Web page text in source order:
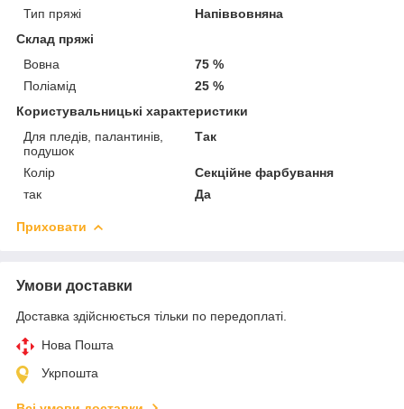
Тип пряжі
Напіввовняна
Склад пряжі
Вовна
75 %
Поліамід
25 %
Користувальницькі характеристики
Для пледів, палантинів,
подушок
Так
Колір
Секційне фарбування
так
Да
Приховати
Умови доставки
Доставка здійснюється тільки по передоплаті.
Нова Пошта
Укрпошта